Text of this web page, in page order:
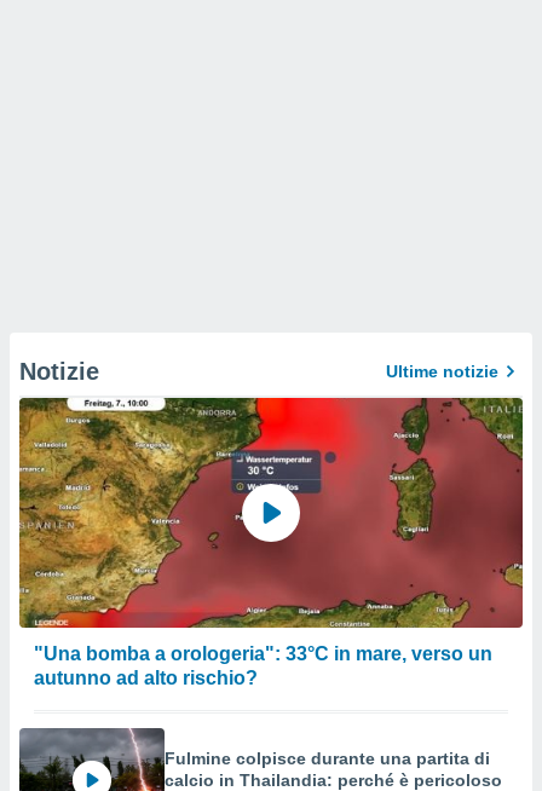
Notizie Ultime notizie
"Una bomba a orologeria": 33°C in mare, verso un
autunno ad alto rischio?
Fulmine colpisce durante una partita di
calcio in Thailandia: perché è pericoloso